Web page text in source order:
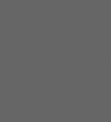
Newsletter